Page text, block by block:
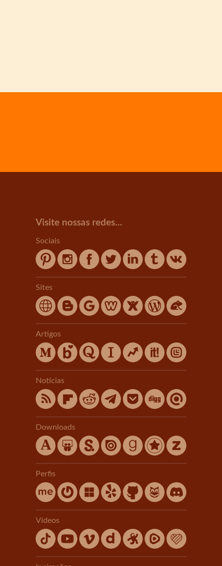
Visite nossas redes...
Sociais
Sites
Artigos
Notícias
Downloads
Perfis
Vídeos